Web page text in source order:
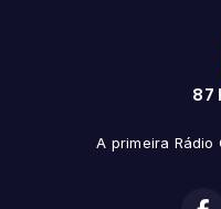
87
A primeira Rádio